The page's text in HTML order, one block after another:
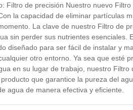
Filtro de precisión Nuestro nuevo
la capacidad de eliminar partículas
La clave de nuestro Filtro de
sin perder sus nutrientes
diseñado para ser fácil de instalar y
otro entorno. Ya sea que esté
en su lugar de trabajo, nuestro
que garantice la pureza del
agua de manera efectiva y eficiente.